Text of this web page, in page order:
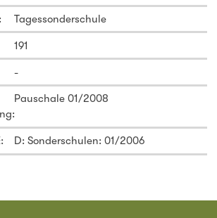
Tagessonderschule
191
-
Pauschale 01/2008
D: Sonderschulen: 01/2006